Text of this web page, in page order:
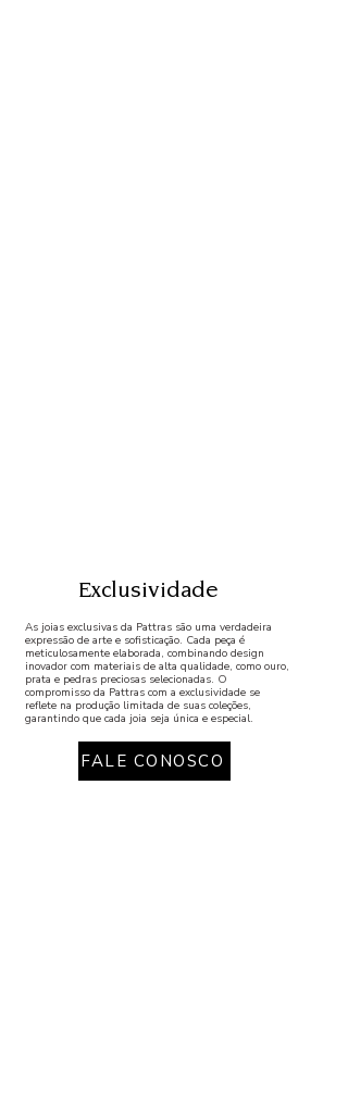
Exclusividade
As joias exclusivas da Pattras são uma verdadeira
expressão de arte e sofisticação. Cada peça é
meticulosamente elaborada, combinando design
inovador com materiais de alta qualidade, como ouro,
prata e pedras preciosas selecionadas. O
compromisso da Pattras com a exclusividade se
reflete na produção limitada de suas coleções,
garantindo que cada joia seja única e especial.
FALE CONOSCO